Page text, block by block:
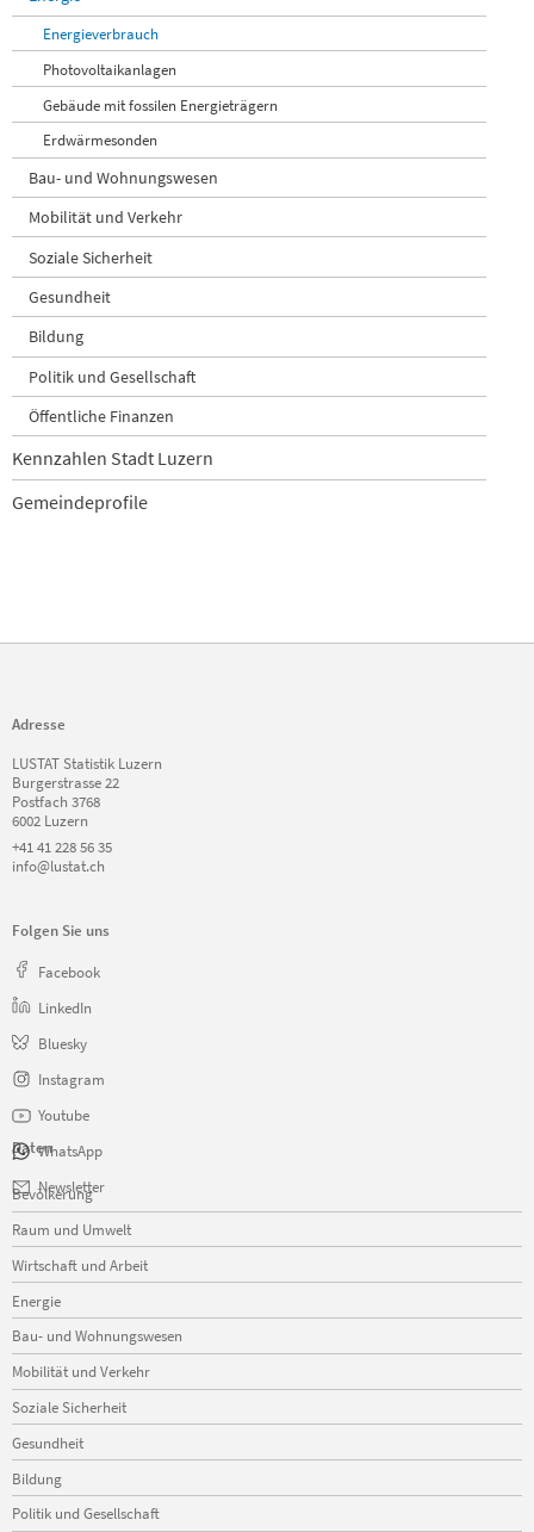
Energieverbrauch
Photovoltaikanlagen
Gebäude mit fossilen Energieträgern
Erdwärmesonden
Bau- und Wohnungswesen
Mobilität und Verkehr
Soziale Sicherheit
Gesundheit
Bildung
Politik und Gesellschaft
Öffentliche Finanzen
Kennzahlen Stadt Luzern
Gemeindeprofile
Adresse
LUSTAT Statistik Luzern
Burgerstrasse 22
Postfach 3768
6002 Luzern
+41 41 228 56 35
info@lustat.ch
Folgen Sie uns
Facebook
LinkedIn
Bluesky
Instagram
Youtube
WhatsApp
Newsletter
Daten
Navigation
überspringen
Bevölkerung
Raum und Umwelt
Wirtschaft und Arbeit
Energie
Bau- und Wohnungswesen
Mobilität und Verkehr
Soziale Sicherheit
Gesundheit
Bildung
Politik und Gesellschaft